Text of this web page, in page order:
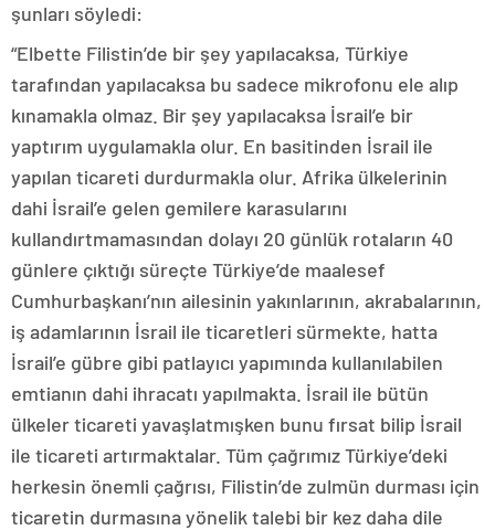
şunları söyledi:
“Elbette Filistin’de bir şey yapılacaksa, Türkiye
tarafından yapılacaksa bu sadece mikrofonu ele alıp
kınamakla olmaz. Bir şey yapılacaksa İsrail’e bir
yaptırım uygulamakla olur. En basitinden İsrail ile
yapılan ticareti durdurmakla olur. Afrika ülkelerinin
dahi İsrail’e gelen gemilere karasularını
kullandırtmamasından dolayı 20 günlük rotaların 40
günlere çıktığı süreçte Türkiye’de maalesef
Cumhurbaşkanı’nın ailesinin yakınlarının, akrabalarının,
iş adamlarının İsrail ile ticaretleri sürmekte, hatta
İsrail’e gübre gibi patlayıcı yapımında kullanılabilen
emtianın dahi ihracatı yapılmakta. İsrail ile bütün
ülkeler ticareti yavaşlatmışken bunu fırsat bilip İsrail
ile ticareti artırmaktalar. Tüm çağrımız Türkiye’deki
herkesin önemli çağrısı, Filistin’de zulmün durması için
ticaretin durmasına yönelik talebi bir kez daha dile